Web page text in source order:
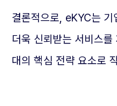
결론적으로, eKYC는 기
더욱 신뢰받는 서비스를
대의 핵심 전략 요소로